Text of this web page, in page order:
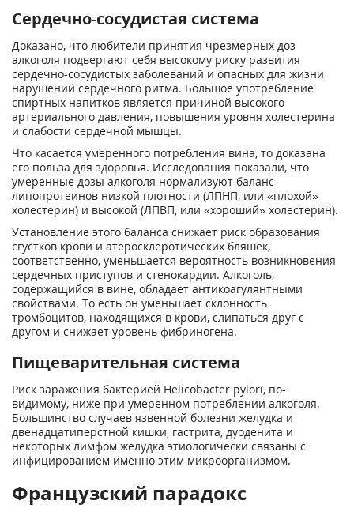
Сердечно-сосудистая система
Доказано, что любители принятия чрезмерных доз
алкоголя подвергают себя высокому риску развития
сердечно-сосудистых заболеваний и опасных для жизни
нарушений сердечного ритма. Большое употребление
спиртных напитков является причиной высокого
артериального давления, повышения уровня холестерина
и слабости сердечной мышцы.
Что касается умеренного потребления вина, то доказана
его польза для здоровья. Исследования показали, что
умеренные дозы алкоголя нормализуют баланс
липопротеинов низкой плотности (ЛПНП, или «плохой»
холестерин) и высокой (ЛПВП, или «хороший» холестерин).
Установление этого баланса снижает риск образования
сгустков крови и атеросклеротических бляшек,
соответственно, уменьшается вероятность возникновения
сердечных приступов и стенокардии. Алкоголь,
содержащийся в вине, обладает антикоагулянтными
свойствами. То есть он уменьшает склонность
тромбоцитов, находящихся в крови, слипаться друг с
другом и снижает уровень фибриногена.
Пищеварительная система
Риск заражения бактерией Helicobacter pylori, по-
видимому, ниже при умеренном потреблении алкоголя.
Большинство случаев язвенной болезни желудка и
двенадцатиперстной кишки, гастрита, дуоденита и
некоторых лимфом желудка этиологически связаны с
инфицированием именно этим микроорганизмом.
Французский парадокс